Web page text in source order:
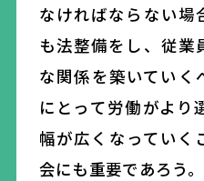
なければならない場
も法整備をし、従業
な関係を築いていく
にとって労働がより
幅が広くなっていく
会にも重要であろう。